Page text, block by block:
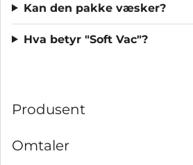
Kan den pakke væsker?
Hva betyr "Soft Vac"?
Produsent
Omtaler